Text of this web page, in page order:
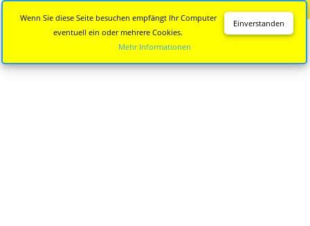
Einverstanden
Wenn Sie diese Seite besuchen empfängt Ihr Computer
eventuell ein oder mehrere Cookies.
Mehr Informationen